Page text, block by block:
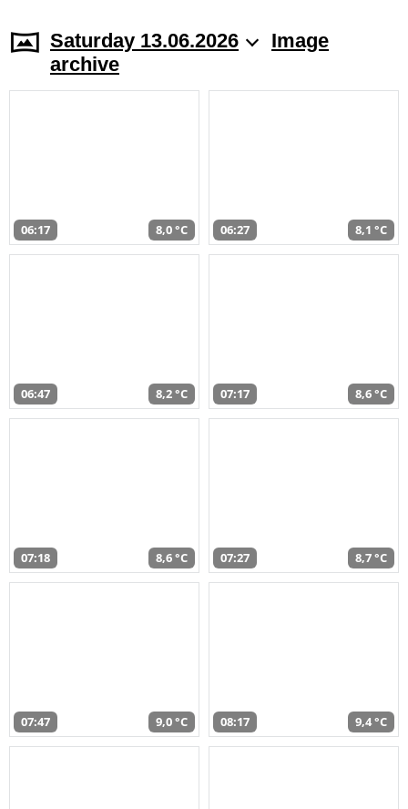
Saturday 13.06.2026
Image
archive
06:17 8,0 °C 06:27 8,1 °C
06:47 8,2 °C 07:17 8,6 °C
07:18 8,6 °C 07:27 8,7 °C
07:47 9,0 °C 08:17 9,4 °C